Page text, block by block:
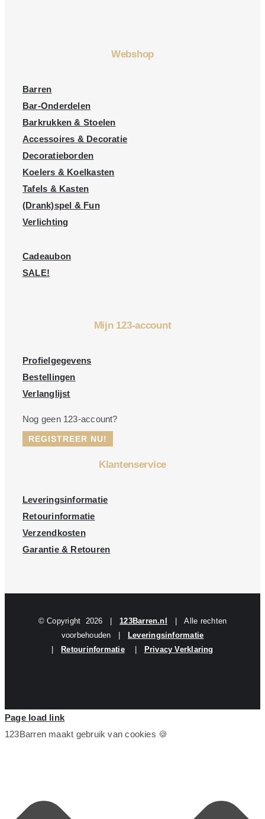
Webshop
Barren
Bar-Onderdelen
Barkrukken & Stoelen
Accessoires & Decoratie
Decoratieborden
Koelers & Koelkasten
Tafels & Kasten
(Drank)spel & Fun
Verlichting
Cadeaubon
SALE!
Mijn 123-account
Profielgegevens
Bestellingen
Verlanglijst
Nog geen 123-account?
REGISTREER NU!
Klantenservice
Leveringsinformatie
Retourinformatie
Verzendkosten
Garantie & Retouren
© Copyright 2026 |123Barren.nl
| Alle rechten
voorbehouden |
Leveringsinformatie
Retourinformatie| Privacy Verklaring
Page load link
123Barren maakt gebruik van cookies 🍪